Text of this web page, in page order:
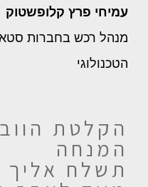
עמיחי פרץ קלופשטוק
מנהל רכש בחברות
הטכנולוגי
הקלטת
המנחה
תשלח אליך